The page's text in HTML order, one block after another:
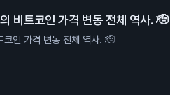
비트코인 가격 변동 전체 역사. 🫡
인 가격 변동 전체 역사. 🫡